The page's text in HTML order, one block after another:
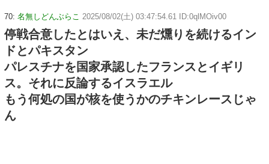
70: 名無しどんぶらこ 2025/08/02(土) 03:47:54.61 ID:0qlMOiv00
停戦合意したとはいえ、未だ燻りを続けるイン
ドとパキスタン
パレスチナを国家承認したフランスとイギリ
ス。それに反論するイスラエル
もう何処の国が核を使うかのチキンレースじゃ
ん